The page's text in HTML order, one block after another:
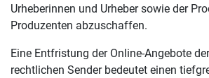
Urheberinnen und Urheber sowie der
Produ­zenten abzuschaffen.
Eine Entfristung der Online-Angebote
rechtlichen Sender bedeutet einen